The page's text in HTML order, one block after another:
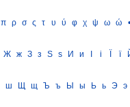
π ρ σ ς τ υ ύ φ χ ψ ω ώ •
Ж ж З з Ѕ ѕ И и І і Ї ї
ш Щ щ Ъ ъ Ы ы Ь ь Э э